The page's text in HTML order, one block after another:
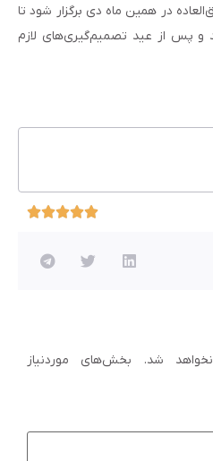
فوق‌العاده در همین ماه دی برگزار شود تا
و پس از عید تصمیم‌گیری‌های لازم
شد.
بخش‌های موردنیاز